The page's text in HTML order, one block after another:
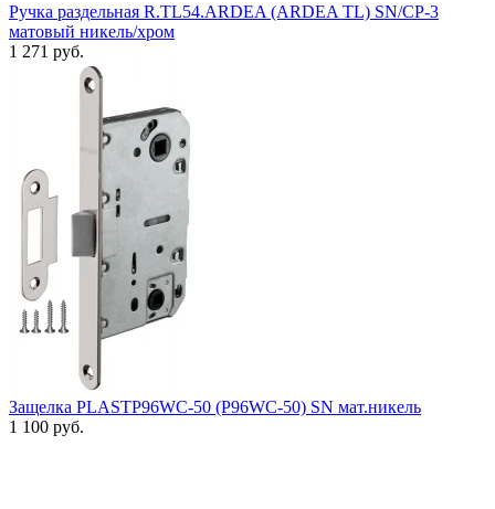
Ручка раздельная R.TL54.ARDEA (ARDEA TL) SN/CP-3
матовый никель/хром
1 271 руб.
Защелка PLASTP96WC-50 (P96WC-50) SN мат.никель
1 100 руб.